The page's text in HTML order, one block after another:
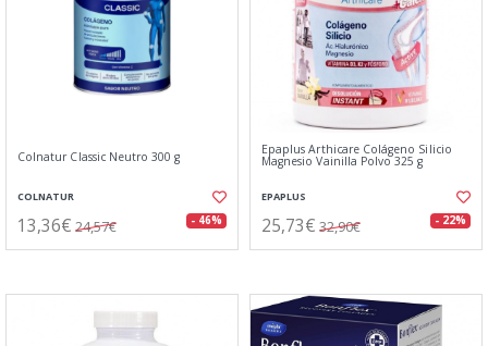
Colnatur Classic Neutro 300 g
COLNATUR
13,36€ 24,57€ - 46%
Epaplus Arthicare Colágeno Silicio
Magnesio Vainilla Polvo 325 g
EPAPLUS
25,73€ 32,90€ - 22%